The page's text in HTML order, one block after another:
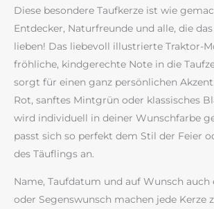
Diese besondere Taufkerze ist wie
Entdecker, Naturfreunde und alle, die
lieben! Das liebevoll illustrierte Traktor-
fröhliche, kindgerechte Note in die
sorgt für einen ganz persönlichen
Rot, sanftes Mintgrün oder klassisches
wird individuell in deiner Wunschfarbe
passt sich so perfekt dem Stil der Feier
des Täuflings an.
Name, Taufdatum und auf Wunsch auch
oder Segenswunsch machen jede Kerze